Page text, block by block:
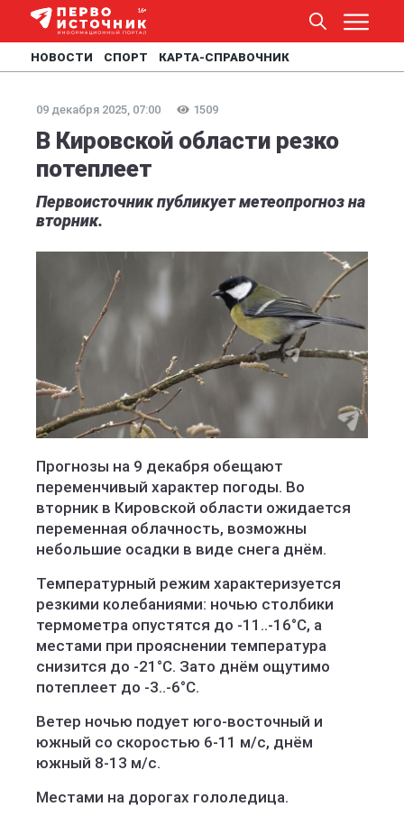
НОВОСТИ СПОРТ КАРТА-СПРАВОЧНИК
09 декабря 2025, 07:00 1509
В Кировской области резко
потеплеет
Первоисточник публикует метеопрогноз на
вторник.
Прогнозы на 9 декабря обещают
переменчивый характер погоды. Во
вторник в Кировской области ожидается
переменная облачность, возможны
небольшие осадки в виде снега днём.
Температурный режим характеризуется
резкими колебаниями: ночью столбики
термометра опустятся до -11..-16°C, а
местами при прояснении температура
снизится до -21°C. Зато днём ощутимо
потеплеет до -3..-6°C.
Ветер ночью подует юго-восточный и
южный со скоростью 6-11 м/с, днём
южный 8-13 м/с.
Местами на дорогах гололедица.